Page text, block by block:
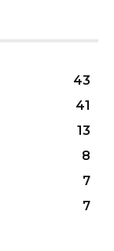
43
41
13
8
7
7